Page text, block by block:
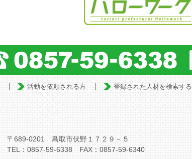
活動を依頼される方 登録された人材を検索する
〒689-0201 鳥取市伏野１７２９－５
TEL：0857-59-6338 FAX：0857-59-6340